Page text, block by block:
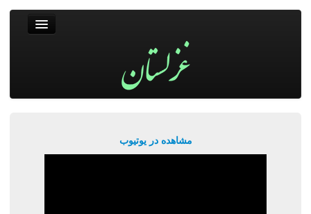
مشاهده در یوتیوب